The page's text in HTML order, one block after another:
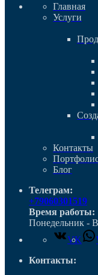
Главная
Услуги
Контакты
Блог
Телеграм:
+79060301519
Время работы:
Понедельник -
VK
Контакты: